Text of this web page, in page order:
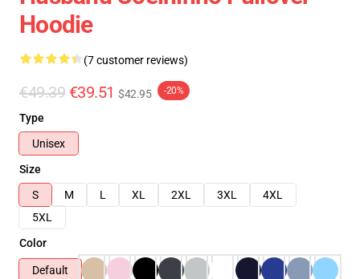
Hoodie
(7 customer reviews)
€49.39 €39.51 $42.95 -20%
Type
Unisex
Size
S
M L XL 2XL 3XL
4XL
5XL
Color
Default